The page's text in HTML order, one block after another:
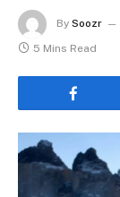
By Soozr
5 Mins Read